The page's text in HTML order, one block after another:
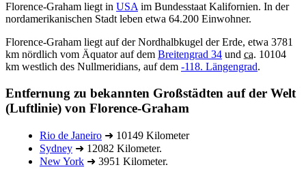
Florence-Graham liegt in USA im Bundesstaat Kalifornien. In der
nordamerikanischen Stadt leben etwa 64.200 Einwohner.
Florence-Graham liegt auf der Nordhalbkugel der Erde, etwa 3781
km nördlich vom Äquator auf dem Breitengrad 34 und ca. 10104
km westlich des Nullmeridians, auf dem -118. Längengrad.
Entfernung zu bekannten Großstädten auf der Welt
(Luftlinie) von Florence-Graham
Rio de Janeiro ➜ 10149 Kilometer
Sydney ➜ 12082 Kilometer.
New York ➜ 3951 Kilometer.